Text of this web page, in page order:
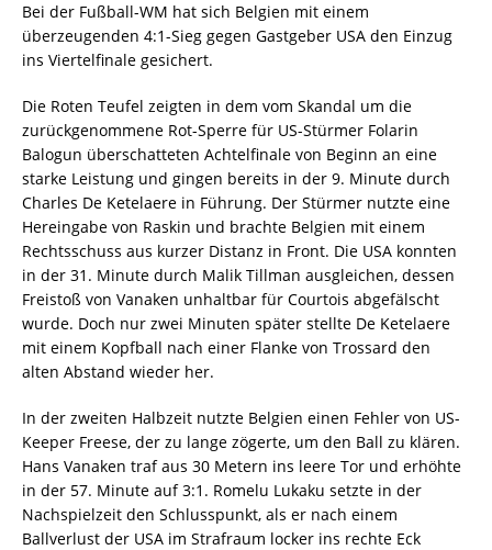
Bei der Fußball-WM hat sich Belgien mit einem
überzeugenden 4:1-Sieg gegen Gastgeber USA den Einzug
ins Viertelfinale gesichert.
Die Roten Teufel zeigten in dem vom Skandal um die
zurückgenommene Rot-Sperre für US-Stürmer Folarin
Balogun überschatteten Achtelfinale von Beginn an eine
starke Leistung und gingen bereits in der 9. Minute durch
Charles De Ketelaere in Führung. Der Stürmer nutzte eine
Hereingabe von Raskin und brachte Belgien mit einem
Rechtsschuss aus kurzer Distanz in Front. Die USA konnten
in der 31. Minute durch Malik Tillman ausgleichen, dessen
Freistoß von Vanaken unhaltbar für Courtois abgefälscht
wurde. Doch nur zwei Minuten später stellte De Ketelaere
mit einem Kopfball nach einer Flanke von Trossard den
alten Abstand wieder her.
In der zweiten Halbzeit nutzte Belgien einen Fehler von US-
Keeper Freese, der zu lange zögerte, um den Ball zu klären.
Hans Vanaken traf aus 30 Metern ins leere Tor und erhöhte
in der 57. Minute auf 3:1. Romelu Lukaku setzte in der
Nachspielzeit den Schlusspunkt, als er nach einem
Ballverlust der USA im Strafraum locker ins rechte Eck